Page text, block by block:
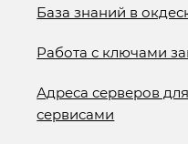
База знаний в
Работа с ключами
Адреса серверов
сервисами